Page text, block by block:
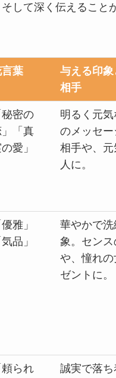
して深く伝えること
葉
与える印
相手
秘密の
「真
愛」
明るく元
のメッセ
相手や、
人に。
優雅」
気品」
華やかで
象。セン
や、憧れ
ゼントに。
頼られ
誠実で落ち